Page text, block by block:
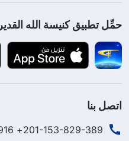
حمِّل تطبيق كنيسة الله القدير
اتصل بنا
201-153-829-389+ 213-551-750-916+